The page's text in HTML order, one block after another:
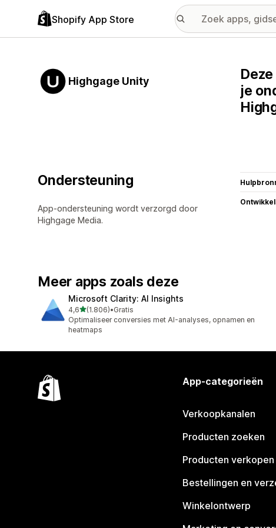
Shopify App Store
Highgage Unity
je
Ondersteuning
App-ondersteuning wordt verzorgd door
Highgage Media.
Meer apps zoals deze
Microsoft Clarity: AI Insights
4,6van 5 sterren
(1.806)
1806 recensies in totaal
•Gratis
Optimaliseer conversies met AI-analyses, opnamen en
heatmaps
App-categorieën
Verkoopkanalen
Producten zoeken
Producten verkopen
Bestellingen en
Winkelontwerp